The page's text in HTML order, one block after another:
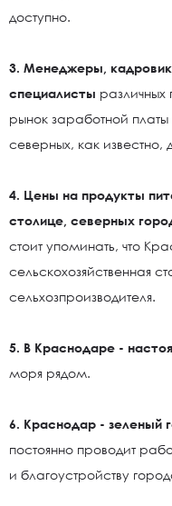
доступно.
3. Менеджеры,
специалисты
рынок заработной
северных, как известно,
4. Цены на продукты
столице, северных
стоит упоминать, что
сельскохозяйственная
сельхозпроизводителя.
5. В Краснодаре -
моря рядом.
6. Краснодар - зеленый
постоянно проводит
и благоустройству